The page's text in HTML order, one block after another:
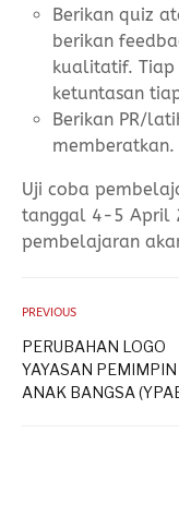
Berikan quiz
berikan
kualitatif.
ketuntasan
Berikan PR/
memberatkan.
Uji coba
tanggal 4-5 April
pembelajaran
PREVIOUS
PERUBAHAN LOGO
YAYASAN PEMIMPIN
ANAK BANGSA